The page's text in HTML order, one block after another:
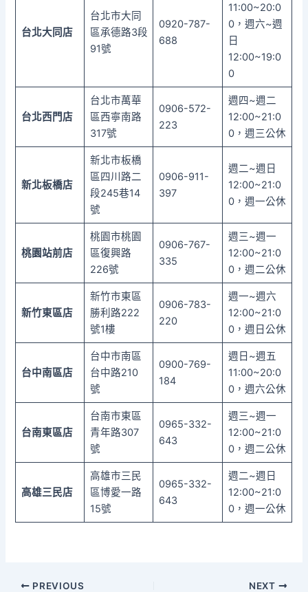
台北大同店
台北市大同
區承德路3段
91號
0920-787-
688
11:00~20:0
0，週六~週
日
12:00~19:0
0
台北西門店
台北市萬華
區西寧南路
317號
0906-572-
223
週四~週二
12:00~21:0
0，週三公休
新北板橋店
新北市板橋
區四川路二
段245巷14
號
0906-911-
397
週二~週日
12:00~21:0
0，週一公休
桃園站前店
桃園市桃園
區復興路
226號
0906-767-
335
週三~週一
12:00~21:0
0，週二公休
新竹東區店
新竹市東區
勝利路222
號1樓
0906-783-
220
週一~週六
12:00~21:0
0，週日公休
台中南區店
台中市南區
台中路210
號
0900-769-
184
週日~週五
11:00~20:0
0，週六公休
台南東區店
台南市東區
青年路307
號
0965-332-
643
週三~週一
12:00~21:0
0，週二公休
高雄三民店
高雄市三民
區博愛一路
15號
0965-332-
643
週二~週日
12:00~21:0
0，週一公休
PREVIOUS NEXT